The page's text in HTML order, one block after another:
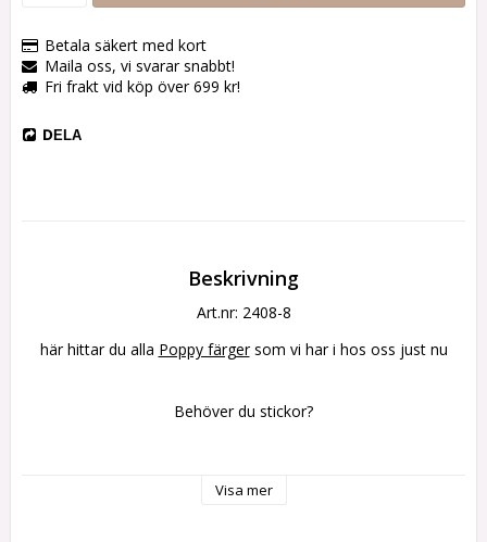
Betala säkert med kort
Maila oss, vi svarar snabbt!
Fri frakt vid köp över 699 kr!
DELA
Beskrivning
Art.nr: 2408-8
här hittar du alla Poppy färger som vi har i hos oss just nu
Behöver du stickor?
Visa mer